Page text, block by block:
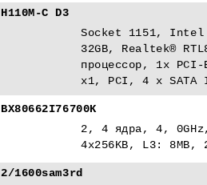
H110M-C D3
Socket 1151, Intel
32GB, Realtek®
процессор, 1x
x1, PCI, 4 x SATA
BX80662I76700K
2, 4 ядра, 4,
4x256KB, L3: 8MB,
2/1600sam3rd